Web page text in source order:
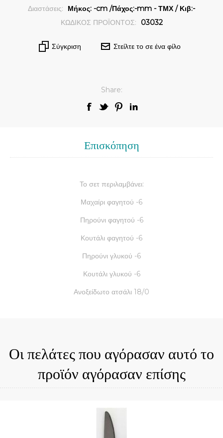
Διαστάσεις:
Μήκος: -cm /Πάχος:-mm - ΤΜΧ / Κιβ:-
ΚΩΔΙΚΟΣ ΠΡΟΪΟΝΤΟΣ:
03032
Σύγκριση Στείλτε το σε ένα φίλο
Share:
Επισκόπηση
Το σετ περιλαμβάνει:
Μαχαίρι φαγητού -6
Πηρούνι φαγητού -6
Κουτάλι φαγητού -6
Πηρούνι γλυκού -6
Κουτάλι γλυκού -6
Ανοξείδωτο ατσάλι 18/0
Οι πελάτες που αγόρασαν αυτό το
προϊόν αγόρασαν επίσης